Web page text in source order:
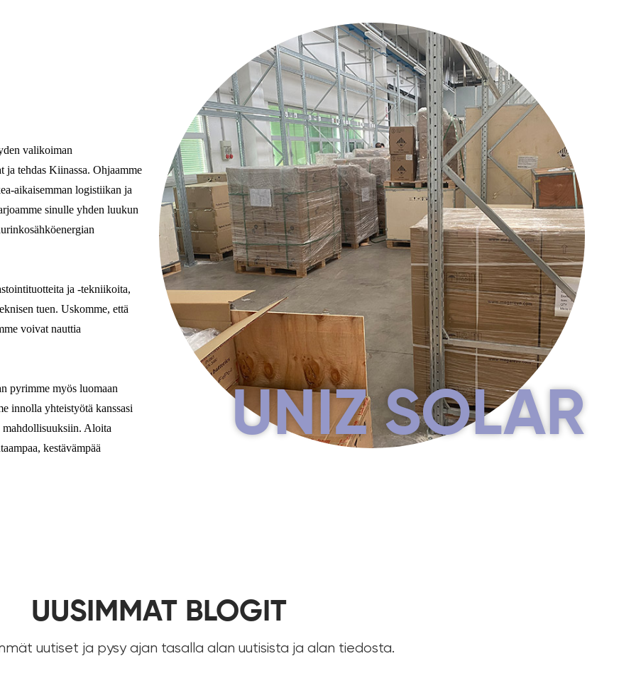
valikoiman
ja tehdas Kiinassa. Ohjaamme
aikaisemman logistiikan ja
sinulle yhden luukun
ja -tekniikoita,
tuen. Uskomme, että
voivat nauttia
pyrimme myös luomaan
innolla yhteistyötä kanssasi
mahdollisuuksiin. Aloita
kestävämpää
UNIZ SOLAR
UUSIMMAT BLOGIT
uutiset ja pysy ajan tasalla alan uutisista ja alan tiedosta.